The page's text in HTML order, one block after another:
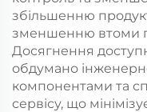
збільшенню
зменшенню втоми
Досягнення
обдумано
компонентами та
сервісу, що